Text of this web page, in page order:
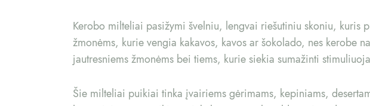
Kerobo milteliai pasižymi švelniu, lengvai riešutiniu skoniu, kuris
žmonėms, kurie vengia kakavos, kavos ar šokolado, nes kerobe
jautresniems žmonėms bei tiems, kurie siekia sumažinti
Šie milteliai puikiai tinka įvairiems gėrimams, kepiniams,